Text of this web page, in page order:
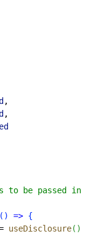
,
,
to be passed
( ) => {
useDisclosure( )